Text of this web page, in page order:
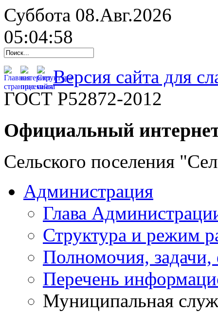
Суббота 08.Авг.2026
05:04:59
Версия сайта для
ГОСТ Р52872-2012
Официальный
Сельского поселения
Администрация
Глава
Структура и режим
Полномочия,
Перечень
Муниципальная